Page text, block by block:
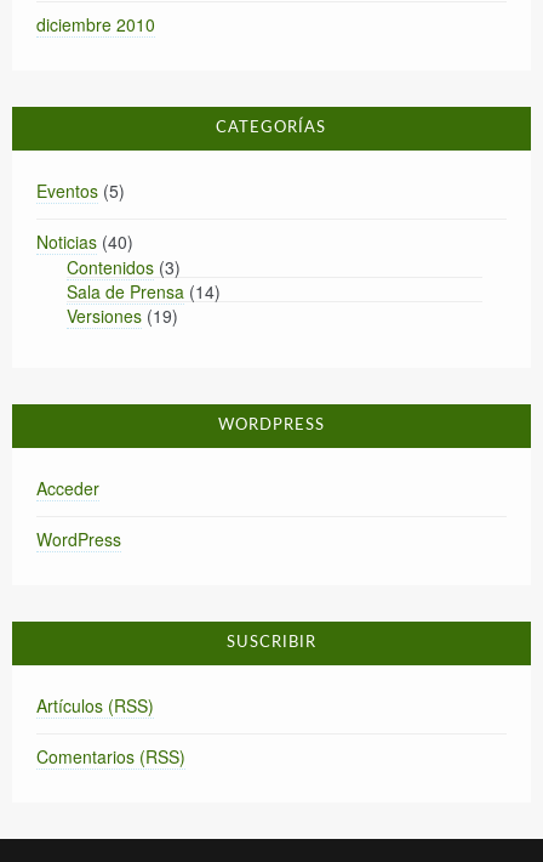
diciembre 2010
CATEGORÍAS
Eventos (5)
Noticias (40)
Contenidos (3)
Sala de Prensa (14)
Versiones (19)
WORDPRESS
Acceder
WordPress
SUSCRIBIR
Artículos (RSS)
Comentarios (RSS)